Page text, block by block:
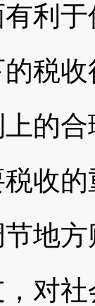
利
税
的
收
地
对